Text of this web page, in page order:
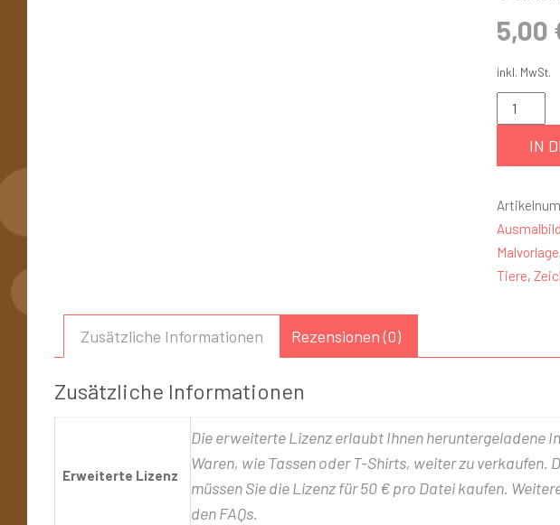
5,00
inkl. MwSt.
IN
Ausmalbild
Malvorlage
Tiere,
Zusätzliche Informationen Rezensionen (0)
Zusätzliche Informationen
Erweiterte Lizenz
Die erweiterte Lizenz erlaubt Ihnen heruntergeladene
Waren, wie Tassen oder T-Shirts, weiter zu
müssen Sie die Lizenz für 50 € pro Datei kaufen.
den FAQs.